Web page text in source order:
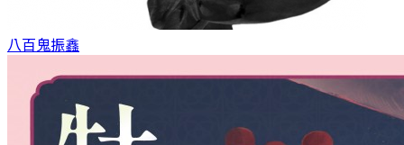
八百鬼振鑫